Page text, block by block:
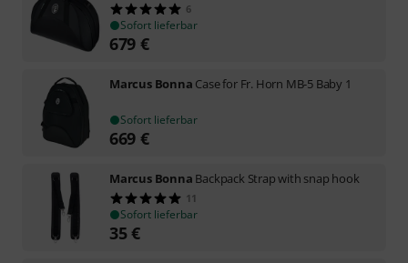
6
Sofort lieferbar
679 €
Marcus Bonna Case for Fr. Horn MB-5 Baby 1
Sofort lieferbar
669 €
Marcus Bonna Backpack Strap with snap hook
11
Sofort lieferbar
35€